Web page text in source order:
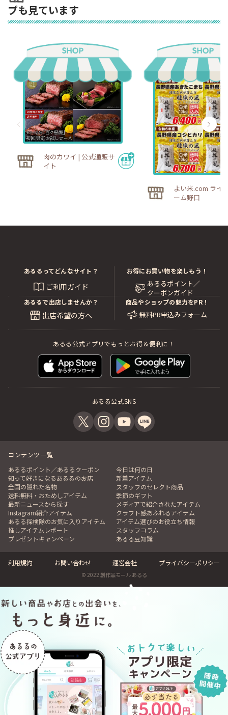
プも見ています
肉のカワイ | 公式通販サ
イト
よい米.com ライ
ーム野口
あるるってどんなサイト？
ご利用ガイド
お得にお買い物を楽しもう！
あるるポイント／
クーポンガイド
あるるで出店しませんか？
出店希望の方へ
商品やショップの魅力をPR！
無料PR申込みフォーム
あるる公式アプリでもっとお得＆便利に！
あるる公式SNS
コンテンツ一覧
あるるポイント／あるるクーポン
今日は何の日
知って好きになるあるるのお店
新着アイテム
全国の隠れた名物
スタッフのセレクト商品
送料無料・おためしアイテム
季節のギフト
最新ニュースから探す
メディアで紹介されたアイテム
Instagram紹介アイテム
クラフト感あふれるアイテム
あるる探検隊のお気に入りアイテム
アイテム選びのお役立ち情報
推しアイテムレポート
スタッフコラム
プレゼントキャンペーン
あるる豆知識
利用規約 お問い合わせ 運営会社 プライバシーポリシー
© 2022 創作品モール あるる